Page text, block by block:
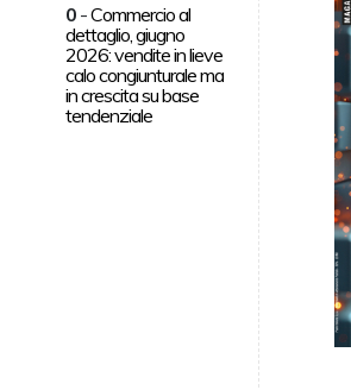
0 -Commercio al
dettaglio, giugno
2026: vendite in lieve
calo congiunturale ma
in crescita su base
tendenziale